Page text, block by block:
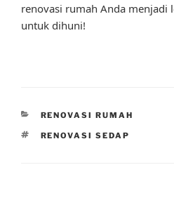
renovasi rumah Anda menjadi
untuk dihuni!
CATEGORIES
RENOVASI RUMAH
TAGS
RENOVASI SEDAP